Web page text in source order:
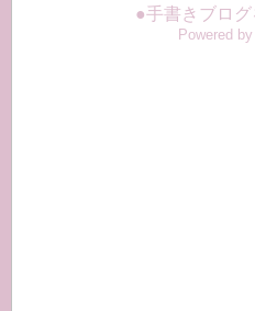
●手書きブログ
Powered